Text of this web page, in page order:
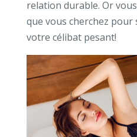
relation durable. Or
que vous cherchez
votre célibat pesant!